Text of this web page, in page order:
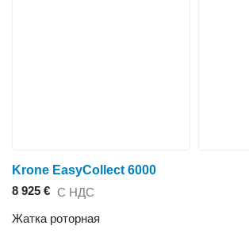
Krone EasyCollect 6000
8 925 € С НДС
Жатка роторная